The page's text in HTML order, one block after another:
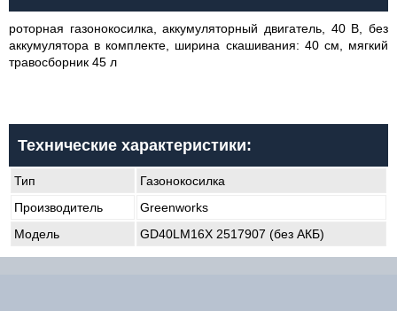
роторная газонокосилка, аккумуляторный двигатель, 40 В, без
аккумулятора в комплекте, ширина скашивания: 40 см, мягкий
травосборник 45 л
Технические характеристики:
Тип
Газонокосилка
Производитель
Greenworks
Модель
GD40LM16X 2517907 (без АКБ)